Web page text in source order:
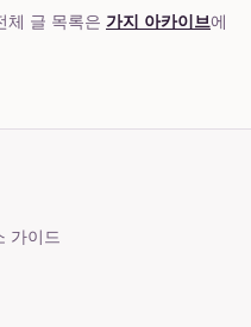
체 글 목록은 가지 아카이브에
가이드